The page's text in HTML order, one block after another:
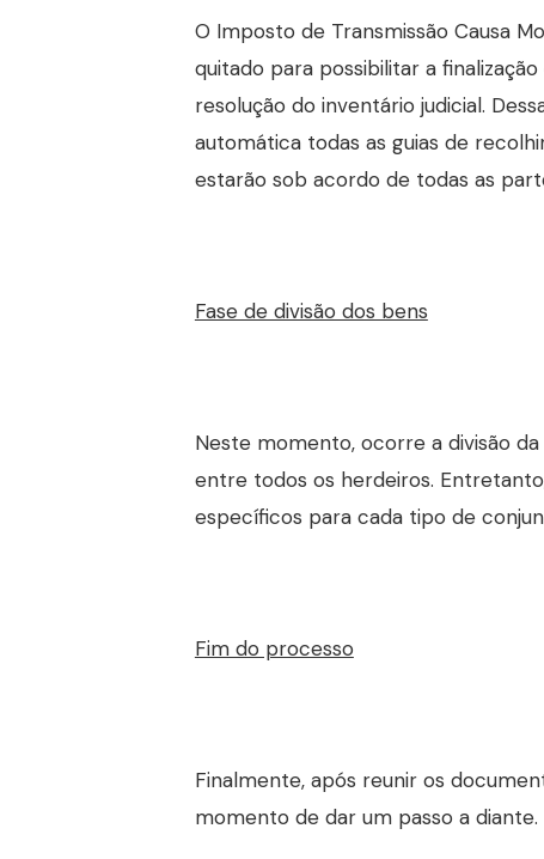
O Imposto de Transmissão Causa
quitado para possibilitar a
resolução do inventário judicial.
automática todas as guias de
estarão sob acordo de todas as
Fase de divisão dos bens
Neste momento, ocorre a divisão
entre todos os herdeiros.
específicos para cada tipo de
Fim do processo
Finalmente, após reunir os
momento de dar um passo a diante.